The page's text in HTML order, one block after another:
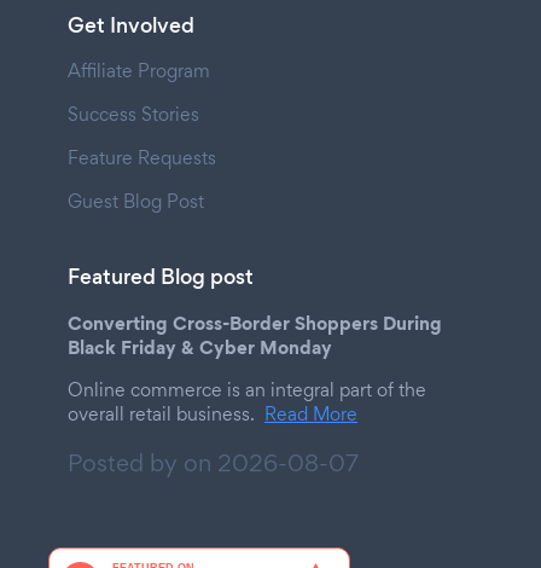
Get Involved
Affiliate Program
Success Stories
Feature Requests
Guest Blog Post
Featured Blog post
Converting Cross-Border Shoppers During
Black Friday & Cyber Monday
Online commerce is an integral part of the
overall retail business. Read More
Posted by on 2026-08-07